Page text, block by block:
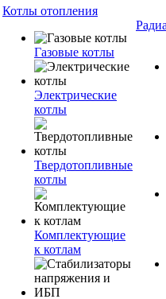
Котлы отопления
Газовые котлы
Электрические
котлы
Твердотопливные
котлы
Комплектующие
к котлам